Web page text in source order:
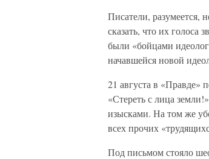
Писатели, разумеется,
сказать, что их голоса
были «бойцами
начавшейся новой
21 августа в «Правде»
«Стереть с лица
изысками. На том же
всех прочих
Под письмом стояло